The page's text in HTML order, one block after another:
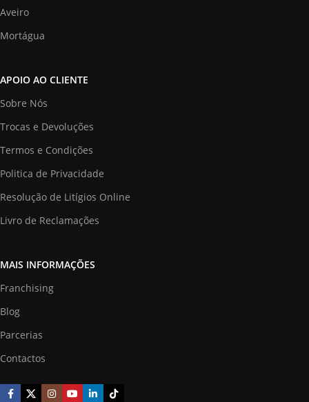
Aveiro
Mortágua
APOIO AO CLIENTE
Sobre Nós
Trocas e Devoluções
Termos e Condições
Politica de Privacidade
Resolução de Litígios Online
Livro de Reclamações
MAIS INFORMAÇÕES
Franchising
Blog
Parcerias
Contactos